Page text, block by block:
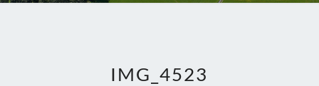
IMG_4523